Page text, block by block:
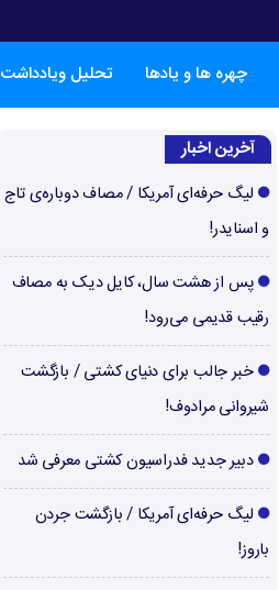
چهره ها و یادها تحلیل ویادداشت
آخرین اخبار
لیگ حرفه‌ای آمریکا / مصاف دوباره‌ی تاج
و اسنایدر!
پس از هشت سال، کایل دیک به مصاف
رقیب قدیمی می‌رود!
خبر جالب برای دنیای کشتی / بازگشت
شیروانی مرادوف!
دبیر جدید فدراسیون کشتی معرفی شد
لیگ حرفه‌ای آمریکا / بازگشت جردن
باروز!